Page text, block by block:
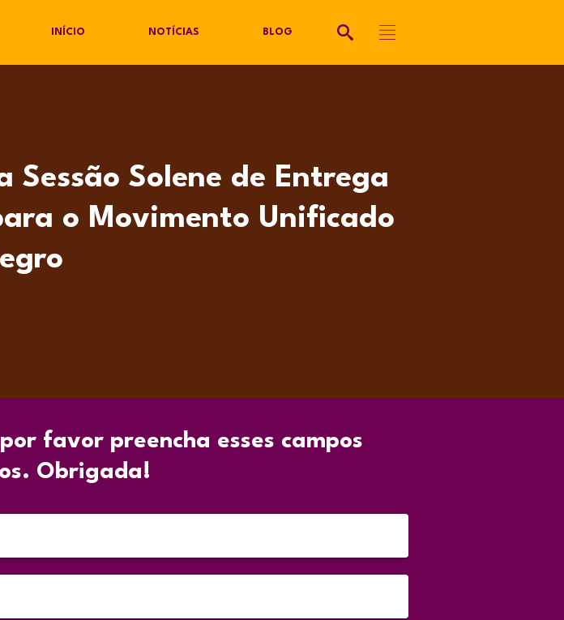
INÍCIO NOTÍCIAS BLOG
Solene de Entrega
o Movimento Unificado
favor preencha esses campos
Obrigada!